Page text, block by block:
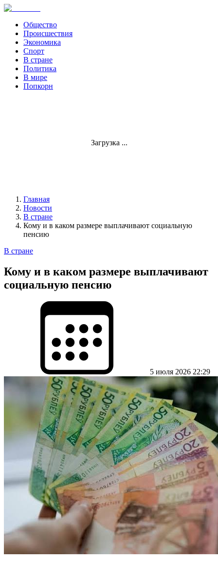
Общество
Происшествия
Экономика
Спорт
В стране
Политика
В мире
Попкорн
Загрузка ...
Главная
Новости
В стране
Кому и в каком размере выплачивают социальную
пенсию
В стране
Кому и в каком размере выплачивают
социальную пенсию
5 июля 2026 22:29